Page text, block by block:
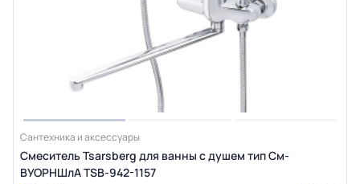
Сантехника и аксессуары
Смеситель Tsarsberg для ванны с душем тип См-
ВУОРНШлА TSB-942-1157